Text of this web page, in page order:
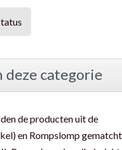
deze categorie
de producten uit de
en Rompslomp